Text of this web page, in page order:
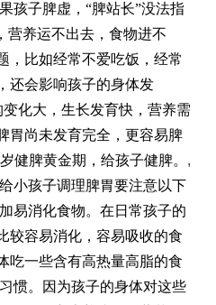
孩子脾虚，“脾站长”没法指
营养运不出去，食物进不
，比如经常不爱吃饭，经常
还会影响孩子的身体发
化大，生长发育快，营养需
胃尚未发育完全，更容易脾
健脾黄金期，给孩子健脾。 ,
给小孩子调理脾胃要注意以下
易消化食物。在日常孩子的
较容易消化，容易吸收的食
吃一些含有高热量高脂的食
惯。因为孩子的身体对这些